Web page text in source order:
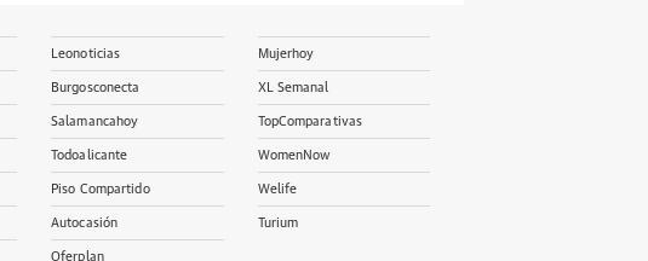
Leonoticias
Burgosconecta
Salamancahoy
Todoalicante
Piso Compartido
Autocasión
Oferplan
Mujerhoy
XL Semanal
TopComparativas
WomenNow
Welife
Turium